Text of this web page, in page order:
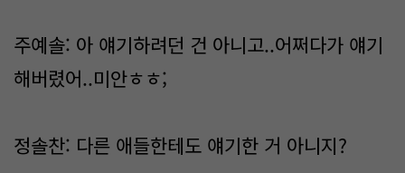
주예솔: 아 얘기하려던 건 아니고..어쩌다가 얘기
해버렸어..미안ㅎㅎ;
정솔찬: 다른 애들한테도 얘기한 거 아니지?